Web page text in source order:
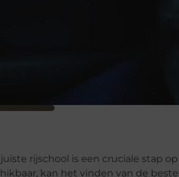
rijschool is een cruciale stap
kan het vinden van de